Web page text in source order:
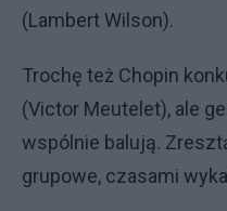
(Lambert Wilson).
Trochę też Chopin
(Victor Meutelet), ale
wspólnie balują.
grupowe, czasami